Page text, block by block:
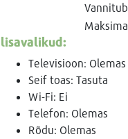
lisavalikud:
Televisioon: Olemas
Seif toas: Tasuta
Wi-Fi: Ei
Telefon: Olemas
Rõdu: Olemas